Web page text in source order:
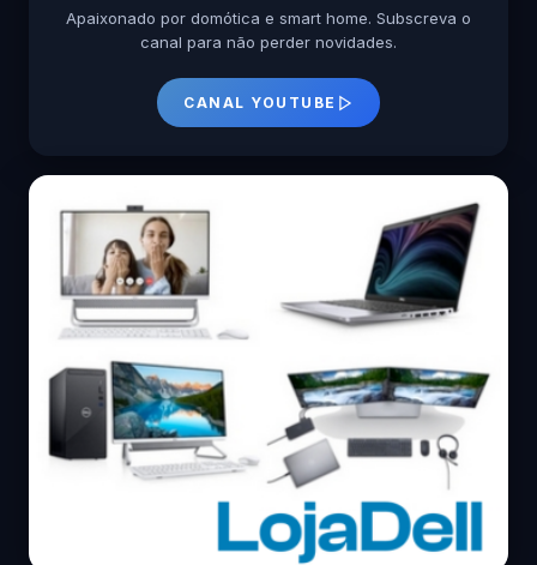
Apaixonado por domótica e smart home. Subscreva o
canal para não perder novidades.
CANAL YOUTUBE